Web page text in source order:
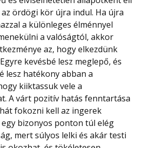
az ördögi kör újra indul. Ha újra
a különleges élménnyel
a valóságtól, akkor
az, hogy elkezdünk
kevésbé lesz meglepő, és
lesz hatékony abban a
kiiktassuk vele a
A várt pozitív hatás fenntartása
fokozni kell az ingerek
egy bizonyos ponton túl elég
mert súlyos lelki és akár testi